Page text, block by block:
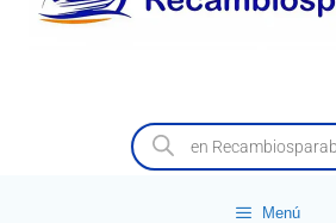
Menú